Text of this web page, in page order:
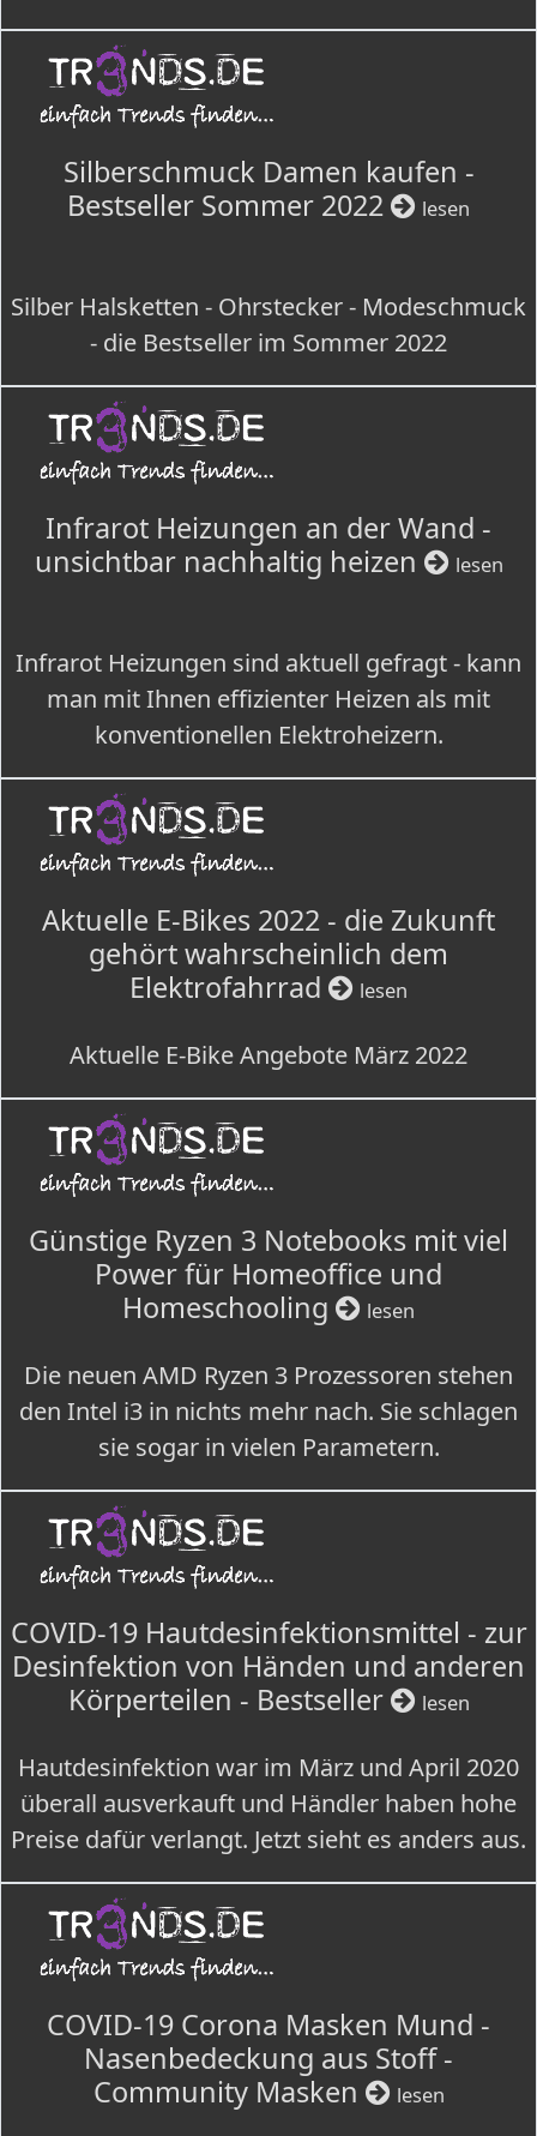
Silberschmuck Damen kaufen -
Bestseller Sommer 2022
lesen
Silber Halsketten - Ohrstecker - Modeschmuck
- die Bestseller im Sommer 2022
Infrarot Heizungen an der Wand -
unsichtbar nachhaltig heizen
lesen
Infrarot Heizungen sind aktuell gefragt - kann
man mit Ihnen effizienter Heizen als mit
konventionellen Elektroheizern.
Aktuelle E-Bikes 2022 - die Zukunft
gehört wahrscheinlich dem
Elektrofahrrad
lesen
Aktuelle E-Bike Angebote März 2022
Günstige Ryzen 3 Notebooks mit viel
Power für Homeoffice und
Homeschooling
lesen
Die neuen AMD Ryzen 3 Prozessoren stehen
den Intel i3 in nichts mehr nach. Sie schlagen
sie sogar in vielen Parametern.
COVID-19 Hautdesinfektionsmittel - zur
Desinfektion von Händen und anderen
Körperteilen - Bestseller
lesen
Hautdesinfektion war im März und April 2020
überall ausverkauft und Händler haben hohe
Preise dafür verlangt. Jetzt sieht es anders aus.
COVID-19 Corona Masken Mund -
Nasenbedeckung aus Stoff -
Community Masken
lesen